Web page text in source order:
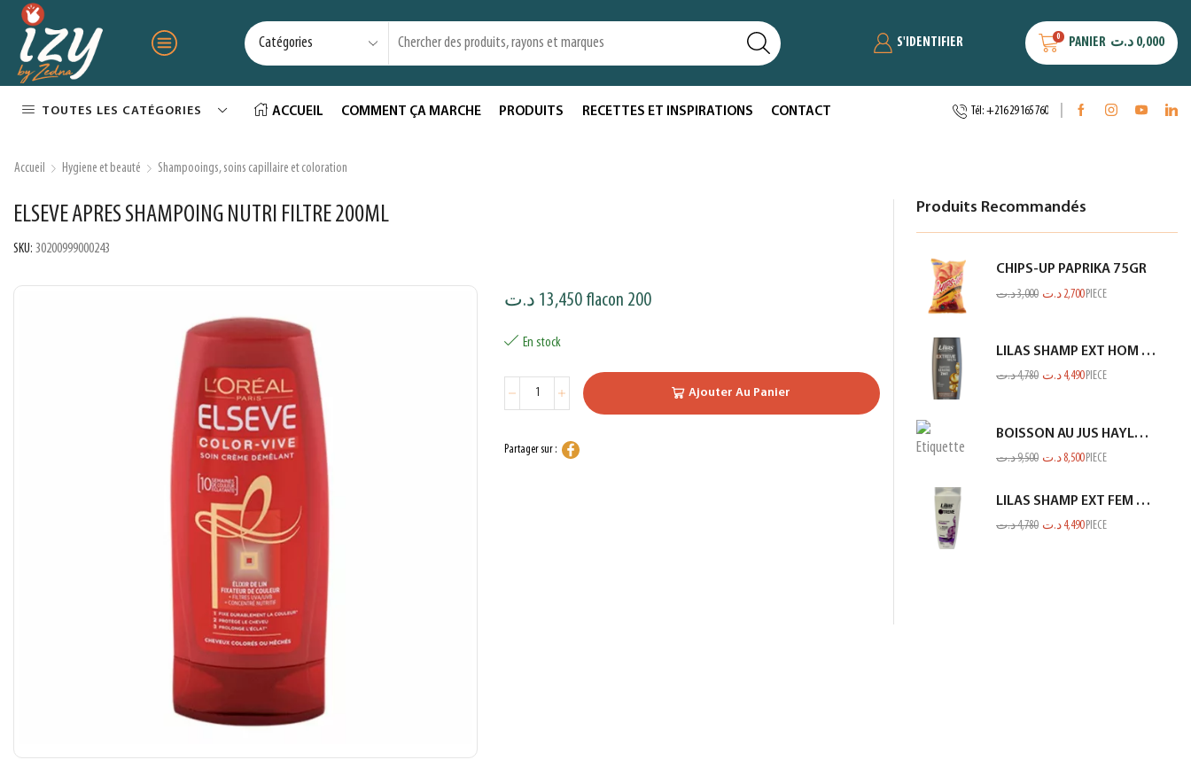
S'IDENTIFIER 0 PANIER 0,000 د.ت
TOUTES LES CATÉGORIES ACCUEIL COMMENT ÇA MARCHE PRODUITS RECETTES ET INSPIRATIONS CONTACT Tél: +216 29 165 760
Accueil Hygiene et beauté Shampooings, soins capillaire et coloration
ELSEVE APRES SHAMPOING NUTRI FILTRE 200ML
SKU: 30200999000243
13,450 د.ت flacon 200
En stock
Ajouter Au Panier
Partager sur :
Produits Recommandés
CHIPS-UP PAPRIKA 75GR
3,000د.ت 2,700 د.ت PIECE
LILAS SHAMP EXT HOM KERATINE GRIS 350ML
4,780د.ت 4,490 د.ت PIECE
BOISSON AU JUS HAYLA KIWI BANANE 1L
9,500د.ت 8,500 د.ت PIECE
LILAS SHAMP EXT FEM PROTEINE BLANC 350ML
4,780د.ت 4,490 د.ت PIECE